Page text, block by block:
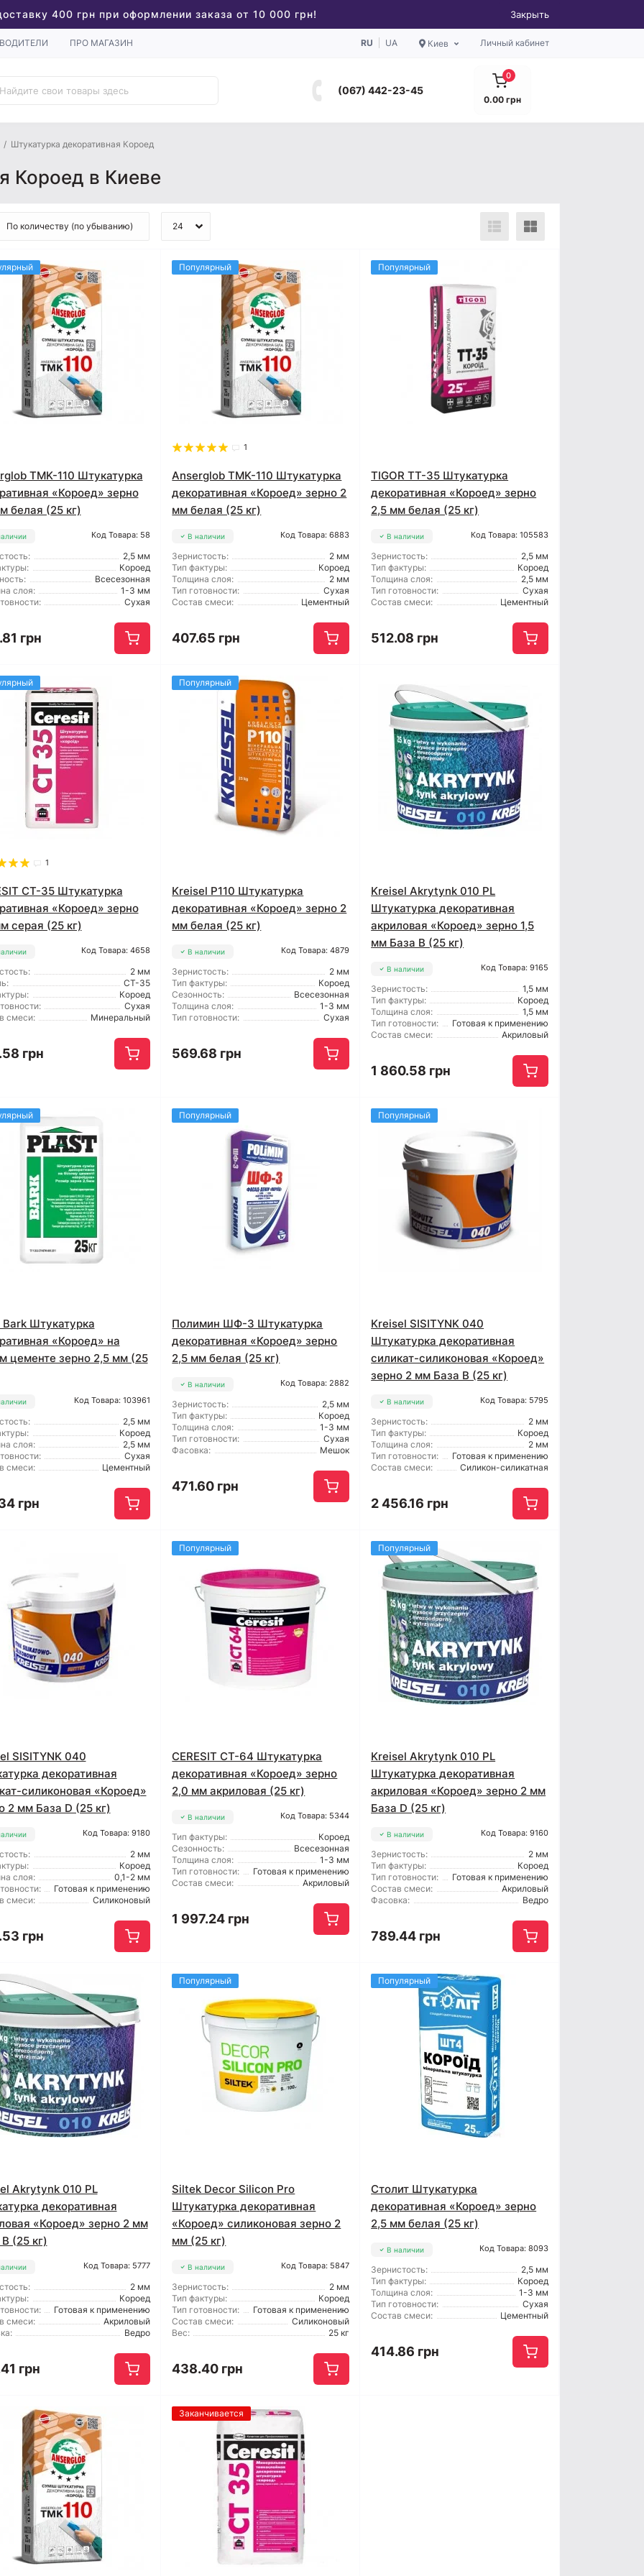
400 грн при оформлении заказа от 10 000 грн! Закрыть
ПРО МАГАЗИН RU UA Киев Личный кабинет
(067) 442-23-45
0
0.00 грн
Штукатурка декоративная Короед
Короед в Киеве
TMK-110 Штукатурка
«Короед» зерно
белая (25 кг)
Код Товара: 58
2,5 мм
Короед
Всесезонная
слоя:
1-3 мм
Сухая
грн
Популярный
1
Anserglob TMK-110 Штукатурка
декоративная «Короед» зерно 2
мм белая (25 кг)
В наличии Код Товара: 6883
Зернистость:
2 мм
Тип фактуры:
Короед
Толщина слоя:
2 мм
Тип готовности:
Сухая
Состав смеси:
Цементный
407.65 грн
Популярный
TIGOR TT-35 Штукатурка
декоративная «Короед» зерно
2,5 мм белая (25 кг)
В наличии Код Товара: 105583
Зернистость:
2,5 мм
Тип фактуры:
Короед
Толщина слоя:
2,5 мм
Тип готовности:
Сухая
Состав смеси:
Цементный
512.08 грн
1
CT-35 Штукатурка
«Короед» зерно
серая (25 кг)
Код Товара: 4658
2 мм
CT-35
Короед
Сухая
смеси:
Минеральный
грн
Популярный
Kreisel P110 Штукатурка
декоративная «Короед» зерно 2
мм белая (25 кг)
В наличии Код Товара: 4879
Зернистость:
2 мм
Тип фактуры:
Короед
Сезонность:
Всесезонная
Толщина слоя:
1-3 мм
Тип готовности:
Сухая
569.68 грн
Kreisel Akrytynk 010 PL
Штукатурка декоративная
акриловая «Короед» зерно 1,5
мм База B (25 кг)
В наличии Код Товара: 9165
Зернистость:
1,5 мм
Тип фактуры:
Короед
Толщина слоя:
1,5 мм
Тип готовности:
Готовая к применению
Состав смеси:
Акриловый
1 860.58 грн
Bark Штукатурка
«Короед» на
цементе зерно 2,5 мм (25
Код Товара: 103961
2,5 мм
Короед
слоя:
2,5 мм
Сухая
смеси:
Цементный
грн
Популярный
Полимин ШФ-3 Штукатурка
декоративная «Короед» зерно
2,5 мм белая (25 кг)
В наличии Код Товара: 2882
Зернистость:
2,5 мм
Тип фактуры:
Короед
Толщина слоя:
1-3 мм
Тип готовности:
Сухая
Фасовка:
Мешок
471.60 грн
Популярный
Kreisel SISITYNK 040
Штукатурка декоративная
силикат-силиконовая «Короед»
зерно 2 мм База В (25 кг)
В наличии Код Товара: 5795
Зернистость:
2 мм
Тип фактуры:
Короед
Толщина слоя:
2 мм
Тип готовности:
Готовая к применению
Состав смеси:
Силикон-силикатная
2 456.16 грн
SISITYNK 040
декоративная
силиконовая «Короед»
2 мм База D (25 кг)
Код Товара: 9180
2 мм
Короед
слоя:
0,1-2 мм
Готовая к применению
смеси:
Силиконовый
грн
Популярный
CERESIT CT-64 Штукатурка
декоративная «Короед» зерно
2,0 мм акриловая (25 кг)
В наличии Код Товара: 5344
Тип фактуры:
Короед
Сезонность:
Всесезонная
Толщина слоя:
1-3 мм
Тип готовности:
Готовая к применению
Состав смеси:
Акриловый
1 997.24 грн
Популярный
Kreisel Akrytynk 010 PL
Штукатурка декоративная
акриловая «Короед» зерно 2 мм
База D (25 кг)
В наличии Код Товара: 9160
Зернистость:
2 мм
Тип фактуры:
Короед
Тип готовности:
Готовая к применению
Состав смеси:
Акриловый
Фасовка:
Ведро
789.44 грн
Akrytynk 010 PL
декоративная
«Короед» зерно 2 мм
(25 кг)
Код Товара: 5777
2 мм
Короед
Готовая к применению
смеси:
Акриловый
Ведро
грн
Популярный
Siltek Dеcor Silicon Pro
Штукатурка декоративная
«Короед» силиконовая зерно 2
мм (25 кг)
В наличии Код Товара: 5847
Зернистость:
2 мм
Тип фактуры:
Короед
Тип готовности:
Готовая к применению
Состав смеси:
Силиконовый
Вес:
25 кг
438.40 грн
Популярный
Столит Штукатурка
декоративная «Короед» зерно
2,5 мм белая (25 кг)
В наличии Код Товара: 8093
Зернистость:
2,5 мм
Тип фактуры:
Короед
Толщина слоя:
1-3 мм
Тип готовности:
Сухая
Состав смеси:
Цементный
414.86 грн
Заканчивается